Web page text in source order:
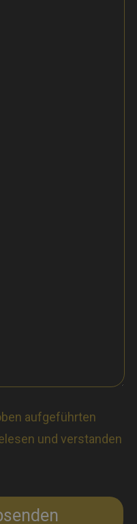
aufgeführten
und verstanden